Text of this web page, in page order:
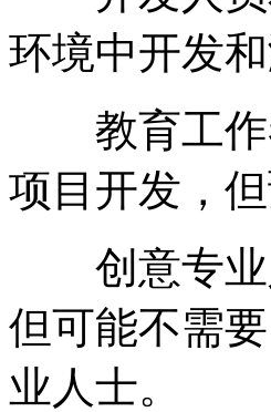
环境中开发
教育工作
项目开发，
创意专业
但可能不需
业人士。